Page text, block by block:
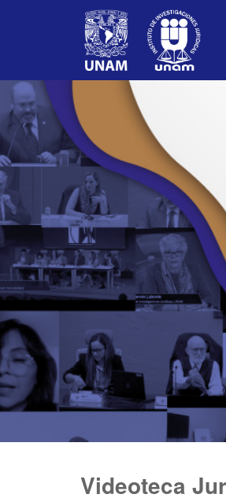
Videoteca